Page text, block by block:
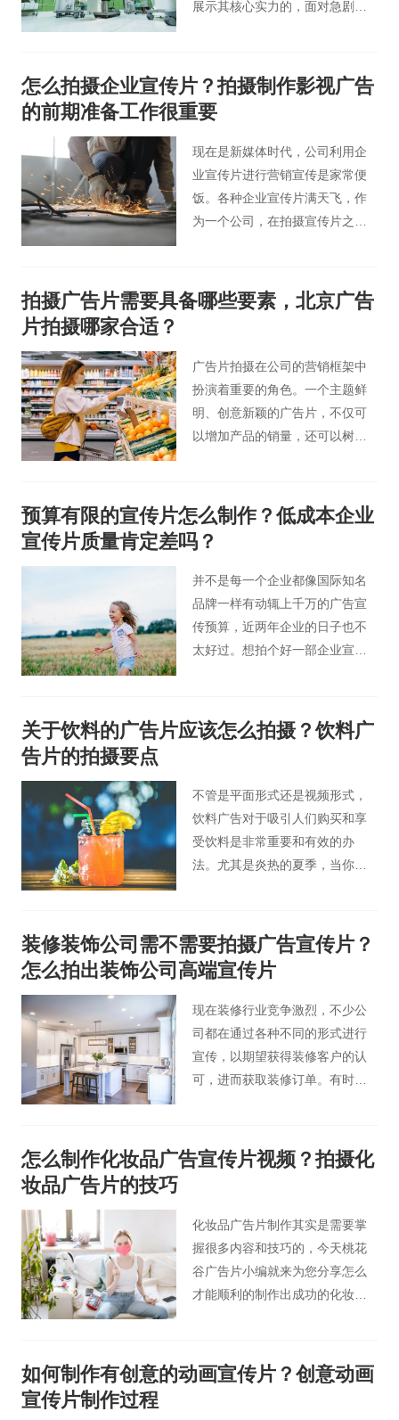
展示其核心实力的，面对急剧变
片，对医院相关科室进行宣传和
叙述，那么你知道医院宣传片的
制作流程吗？接下来小编就和大
家聊一聊医院宣传片制作过程的
具体内容。
怎么拍摄企业宣传片？拍摄制作影视广告
的前期准备工作很重要
现在是新媒体时代，公司利用企
业宣传片进行营销宣传是家常便
饭。各种企业宣传片满天飞，作
为一个公司，在拍摄宣传片之前
拍好企业广告宣传片。
拍摄广告片需要具备哪些要素，北京广告
片拍摄哪家合适？
广告片拍摄在公司的营销框架中
扮演着重要的角色。一个主题鲜
明、创意新颖的广告片，不仅可
以增加产品的销量，还可以树立
人员为您分享广告片拍摄需要具
备的元素。
预算有限的宣传片怎么制作？低成本企业
宣传片质量肯定差吗？
并不是每一个企业都像国际知名
品牌一样有动辄上千万的广告宣
传预算，近两年企业的日子也不
太好过。想拍个好一部企业宣传
关于饮料的广告片应该怎么拍摄？饮料广
告片的拍摄要点
不管是平面形式还是视频形式，
饮料广告对于吸引人们购买和享
受饮料是非常重要和有效的办
法。尤其是炎热的夏季，当你看
立马享受这些饮料呢。
装修装饰公司需不需要拍摄广告宣传片？
怎么拍出装饰公司高端宣传片
现在装修行业竞争激烈，不少公
司都在通过各种不同的形式进行
宣传，以期望获得装修客户的认
可，进而获取装修订单。有时候
拍摄企业宣传片是很有必要的，
如果装饰公司拍摄企业宣传片，
可以吸引观众的注意力。那么您
知道拍摄装修公司视频广告时有
哪些要领，怎么才拍出装饰公司
高端宣传片吗？和北京桃花谷企
怎么制作化妆品广告宣传片视频？拍摄化
妆品广告片的技巧
化妆品广告片制作其实是需要掌
握很多内容和技巧的，今天桃花
谷广告片小编就来为您分享怎么
才能顺利的制作出成功的化妆品
如何制作有创意的动画宣传片？创意动画
宣传片制作过程